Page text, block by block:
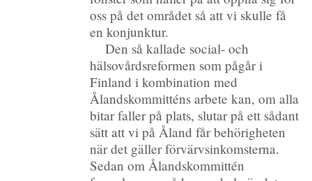
oss på det området så att vi skulle få
en konjunktur.
Den så kallade social- och
hälsovårdsreformen som pågår i
Finland i kombination med
Ålandskommitténs arbete kan, om alla
bitar faller på plats, slutar på ett sådant
sätt att vi på Åland får behörigheten
när det gäller förvärvsinkomsterna.
Sedan om Ålandskommittén